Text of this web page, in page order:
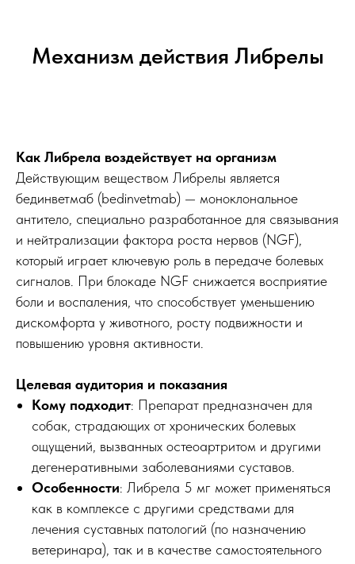
Механизм действия Либрелы
Как Либрела воздействует на организм
Действующим веществом Либрелы является
бединветмаб (bedinvetmab) — моноклональное
антитело, специально разработанное для связывания
и нейтрализации фактора роста нервов (NGF),
который играет ключевую роль в передаче болевых
сигналов. При блокаде NGF снижается восприятие
боли и воспаления, что способствует уменьшению
дискомфорта у животного, росту подвижности и
повышению уровня активности.
Целевая аудитория и показания
Кому подходит: Препарат предназначен для
собак, страдающих от хронических болевых
ощущений, вызванных остеоартритом и другими
дегенеративными заболеваниями суставов.
Особенности: Либрела 5 мг может применяться
как в комплексе с другими средствами для
лечения суставных патологий (по назначению
ветеринара), так и в качестве самостоятельного